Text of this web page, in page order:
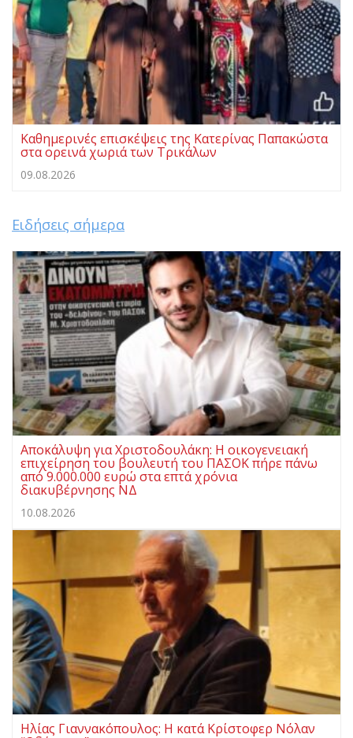
Καθημερινές επισκέψεις της Κατερίνας Παπακώστα
στα ορεινά χωριά των Τρικάλων
09.08.2026
Ειδήσεις σήμερα
Αποκάλυψη για Χριστοδουλάκη: Η οικογενειακή
επιχείρηση του βουλευτή του ΠΑΣΟΚ πήρε πάνω
από 9.000.000 ευρώ στα επτά χρόνια
διακυβέρνησης ΝΔ
10.08.2026
Ηλίας Γιαννακόπουλος: Η κατά Κρίστοφερ Νόλαν